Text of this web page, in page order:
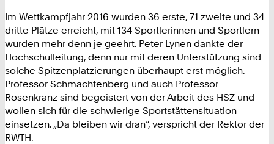
Im Wettkampfjahr 2016 wurden 36 erste, 71 zweite und 34
dritte Plätze erreicht, mit 134 Sportlerinnen und Sportlern
wurden mehr denn je geehrt. Peter Lynen dankte der
Hochschulleitung, denn nur mit deren Unterstützung sind
solche Spitzenplatzierungen überhaupt erst möglich.
Professor Schmachtenberg und auch Professor
Rosenkranz sind begeistert von der Arbeit des HSZ und
wollen sich für die schwierige Sportstättensituation
einsetzen. „Da bleiben wir dran“, verspricht der Rektor der
RWTH.